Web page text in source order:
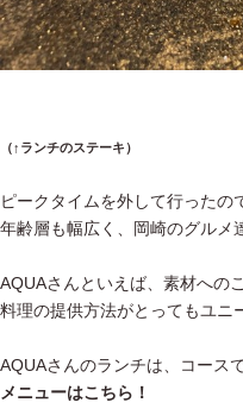
（↑ランチのステーキ）
ピークタイムを外して行ったの
年齢層も幅広く、岡崎のグルメ
AQUAさんといえば、素材への
料理の提供方法がとってもユニ
AQUAさんのランチは、コース
メニューはこちら！